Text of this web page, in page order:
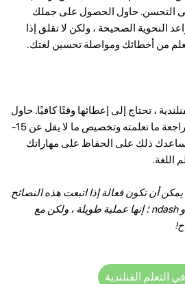
التحسن. حاول الحصول على جملك
النحوية الصحيحة ، ولكن لا تقلق إذا
من أخطائك ومواصلة تحسين لغتك.
، تحتاج إلى إعطائها وقتًا كافيًا. حاول
الدراسة بانتظام ، لا تنسى مراجعة ما تعلمته وتخصيص ما لا يقل عن 15-
ذلك على الحفاظ على مهاراتك
اللغة.
يمكن أن تكون فعالة إذا اتبعت هذه النصائح
البسيطة. تذكر أن تعلم اللغة و ndash ؛ إنها عملية طويلة ، ولكن مع
في التعلم الفنلندية